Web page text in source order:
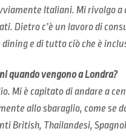
Italiani. Mi rivolgo a
Dietro c’è un lavoro di
e di tutto ciò che è
quando vengono a Londra?
Mi è capitato di andare a
allo sbaraglio, come se
British, Thailandesi,